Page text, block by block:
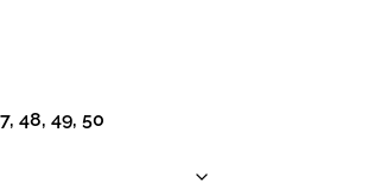
48, 49, 50